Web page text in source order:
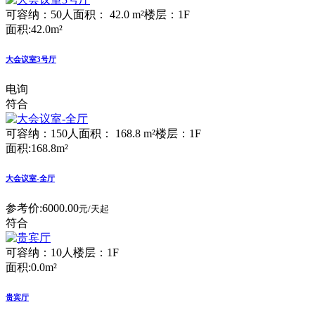
可容纳：50人 面积： 42.0 m²楼层：1F
面积:42.0m²
大会议室3号厅
电询
符合
可容纳：150人 面积： 168.8 m²楼层：1F
面积:168.8m²
大会议室-全厅
参考价:6000.00元/天起
符合
可容纳：10人 楼层：1F
面积:0.0m²
贵宾厅